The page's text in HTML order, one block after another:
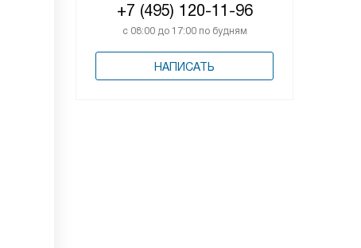
+7 (495) 120-11-96
с 08:00 до 17:00 по будням
НАПИСАТЬ